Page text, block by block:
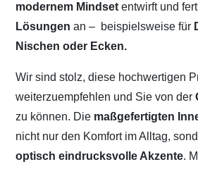
modernem Mindset entwirft und
Lösungen an – beispielsweise für
Nischen oder Ecken.
Wir sind stolz, diese hochwertigen
weiterzuempfehlen und Sie von der
zu können. Die maßgefertigten
nicht nur den Komfort im Alltag,
optisch eindrucksvolle Akzente.